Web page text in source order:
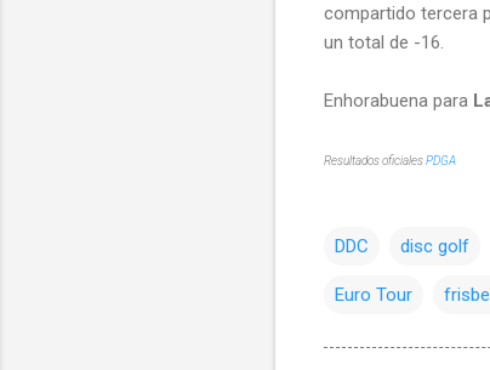
compartido tercera
un total de -16.
Enhorabuena para
Resultados oficialesPDGA
DDC disc golf
Euro Tour